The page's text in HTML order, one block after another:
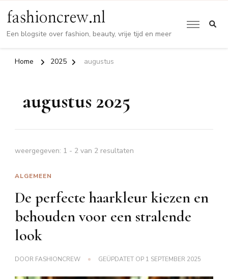
fashioncrew.nl
Een blogsite over fashion, beauty, vrije tijd en meer
Home 2025 augustus
augustus 2025
weergegeven: 1 - 2 van 2 resultaten
ALGEMEEN
De perfecte haarkleur kiezen en
behouden voor een stralende
look
DOOR FASHIONCREW GEÜPDATET OP 1 SEPTEMBER 2025